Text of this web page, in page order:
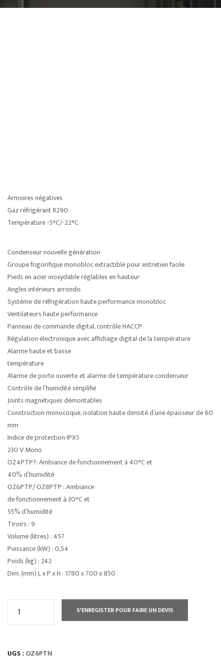
Armoires négatives
Gaz réfrigérant R290
Température -5°C/-22°C
Condenseur nouvelle génération
Groupe frigorifique monobloc extractible pour entretien facile
Pieds en acier inoxydable réglables en hauteur
Angles intérieurs arrondis
Système de réfrigération haute performance monobloc
Ventilateurs haute performance
Panneau de commande digital, contrôle HACCP
Régulation électronique avec affichage digital de la température
Alarme haute et basse
température
Alarme de porte ouverte et alarme de température condenseur
Contrôle de l’humidité simplifié
Joints magnétiques démontables
Construction monocoque, isolation haute densité d’une épaisseur de 60
mm
Indice de protection IPX5
230 V Mono
OZ4PTP?: Ambiance de fonctionnement à 40°C et
40% d’humidité
OZ6PTP/ OZ8PTP : Ambiance
de fonctionnement à 30°C et
55% d’humidité
Tiroirs : 9
Volume (litres) : 457
Puissance (kW) : 0,54
Poids (kg) : 242
Dim. (mm) L x P x H : 1780 x 700 x 850
gamme
S'ENREGISTER POUR FAIRE UN DEVIS
UGS : OZ6PTN